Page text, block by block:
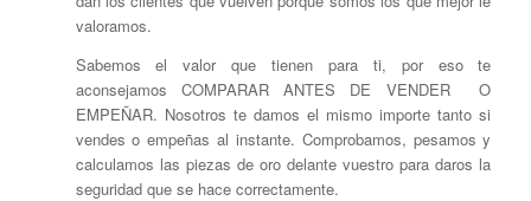
valoramos.
Sabemos el valor que tienen para ti, por eso te
aconsejamos COMPARAR ANTES DE VENDER O
EMPEÑAR. Nosotros te damos el mismo importe tanto si
vendes o empeñas al instante. Comprobamos, pesamos y
calculamos las piezas de oro delante vuestro para daros la
seguridad que se hace correctamente.